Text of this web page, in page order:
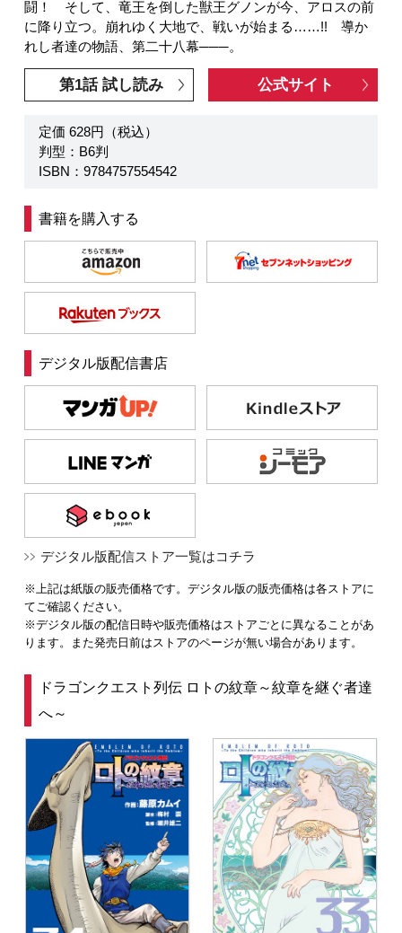
闘！ そして、竜王を倒した獣王グノンが今、アロスの前
に降り立つ。崩れゆく大地で、戦いが始まる……!! 導か
れし者達の物語、第二十八幕───。
第1話 試し読み 公式サイト
定価 628円（税込）
判型：B6判
ISBN：9784757554542
書籍を購入する
デジタル版配信書店
デジタル版配信ストア一覧はコチラ
※上記は紙版の販売価格です。デジタル版の販売価格は各ストアに
てご確認ください。
※デジタル版の配信日時や販売価格はストアごとに異なることがあ
ります。また発売日前はストアのページが無い場合があります。
ドラゴンクエスト列伝 ロトの紋章～紋章を継ぐ者達
へ～